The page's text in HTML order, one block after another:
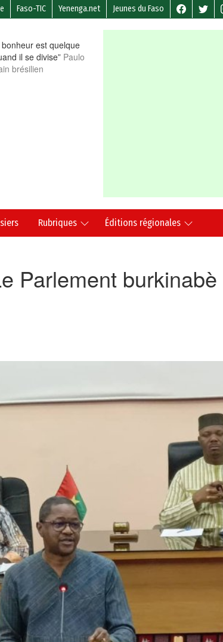
Faso-TIC Yenenga.net Jeunes du Faso
bonheur est quelque
il se divise” Paulo
brésilien
Rubriques Éditions régionales
Parlement